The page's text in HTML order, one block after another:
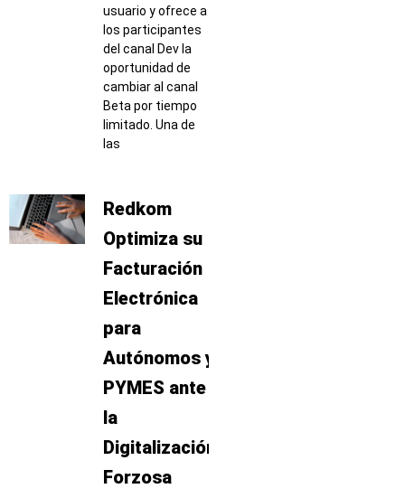
usuario y ofrece a
los participantes
del canal Dev la
oportunidad de
cambiar al canal
Beta por tiempo
limitado. Una de
las
Redkom
Optimiza su
Facturación
Electrónica
para
Autónomos y
PYMES ante
la
Digitalización
Forzosa